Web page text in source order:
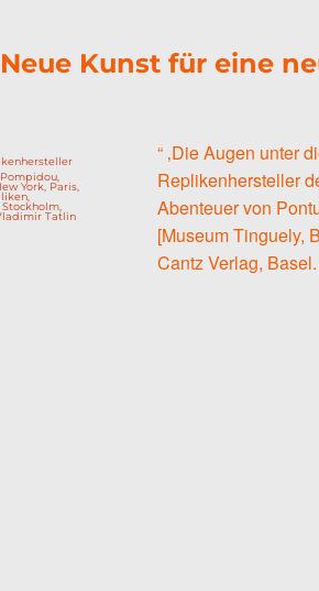
Kunst für eine
“ ‚Die Augen unter
Replikenhersteller
Abenteuer von
[Museum Tinguely,
Cantz Verlag,
York Paris
,Stockholm
Tatlin